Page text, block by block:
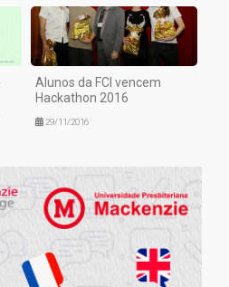
Alunos da FCI vencem
Hackathon 2016
29/11/2016